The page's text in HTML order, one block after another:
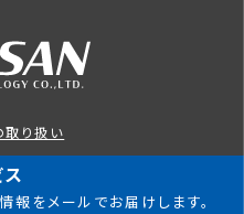
をメールでお届けします。
り扱い
ついて